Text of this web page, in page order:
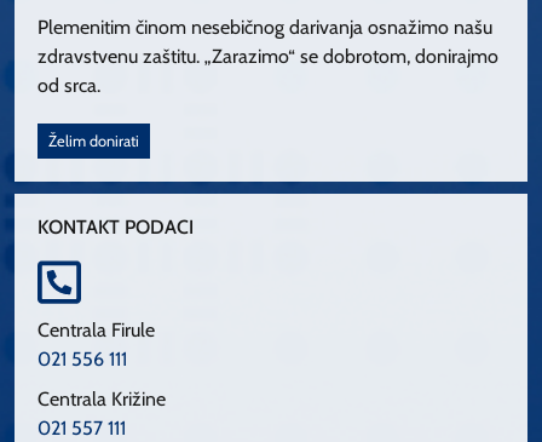
Plemenitim činom nesebičnog darivanja osnažimo našu
zdravstvenu zaštitu. „Zarazimo“ se dobrotom, donirajmo
od srca.
Želim donirati
KONTAKT PODACI
Centrala Firule
021 556 111
Centrala Križine
021 557 111